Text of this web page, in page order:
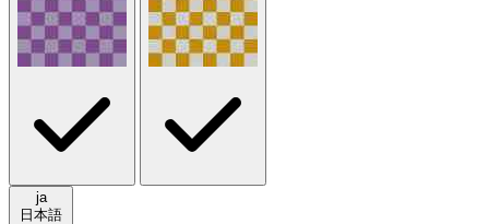
ja
日本語